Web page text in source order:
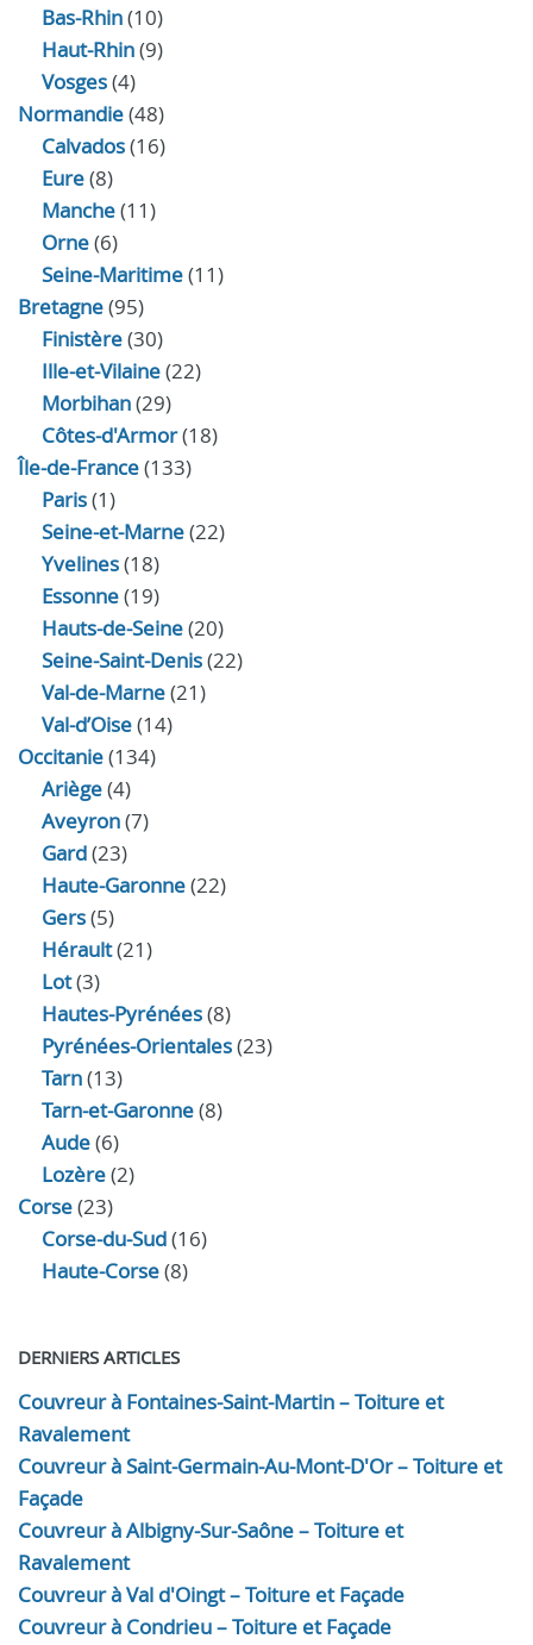
Bas-Rhin(10)
Haut-Rhin(9)
Vosges(4)
Normandie(48)
Calvados(16)
Eure(8)
Manche(11)
Orne(6)
Seine-Maritime(11)
Bretagne(95)
Finistère(30)
Ille-et-Vilaine(22)
Morbihan(29)
Côtes-d'Armor(18)
Île-de-France(133)
Paris(1)
Seine-et-Marne(22)
Yvelines(18)
Essonne(19)
Hauts-de-Seine(20)
Seine-Saint-Denis(22)
Val-de-Marne(21)
Val-d’Oise(14)
Occitanie(134)
Ariège(4)
Aveyron(7)
Gard(23)
Haute-Garonne(22)
Gers(5)
Hérault(21)
Lot(3)
Hautes-Pyrénées(8)
Pyrénées-Orientales(23)
Tarn(13)
Tarn-et-Garonne(8)
Aude(6)
Lozère(2)
Corse(23)
Corse-du-Sud(16)
Haute-Corse(8)
DERNIERS ARTICLES
Couvreur à Fontaines-Saint-Martin – Toiture et
Ravalement
Couvreur à Saint-Germain-Au-Mont-D'Or – Toiture et
Façade
Couvreur à Albigny-Sur-Saône – Toiture et
Ravalement
Couvreur à Val d'Oingt – Toiture et Façade
Couvreur à Condrieu – Toiture et Façade